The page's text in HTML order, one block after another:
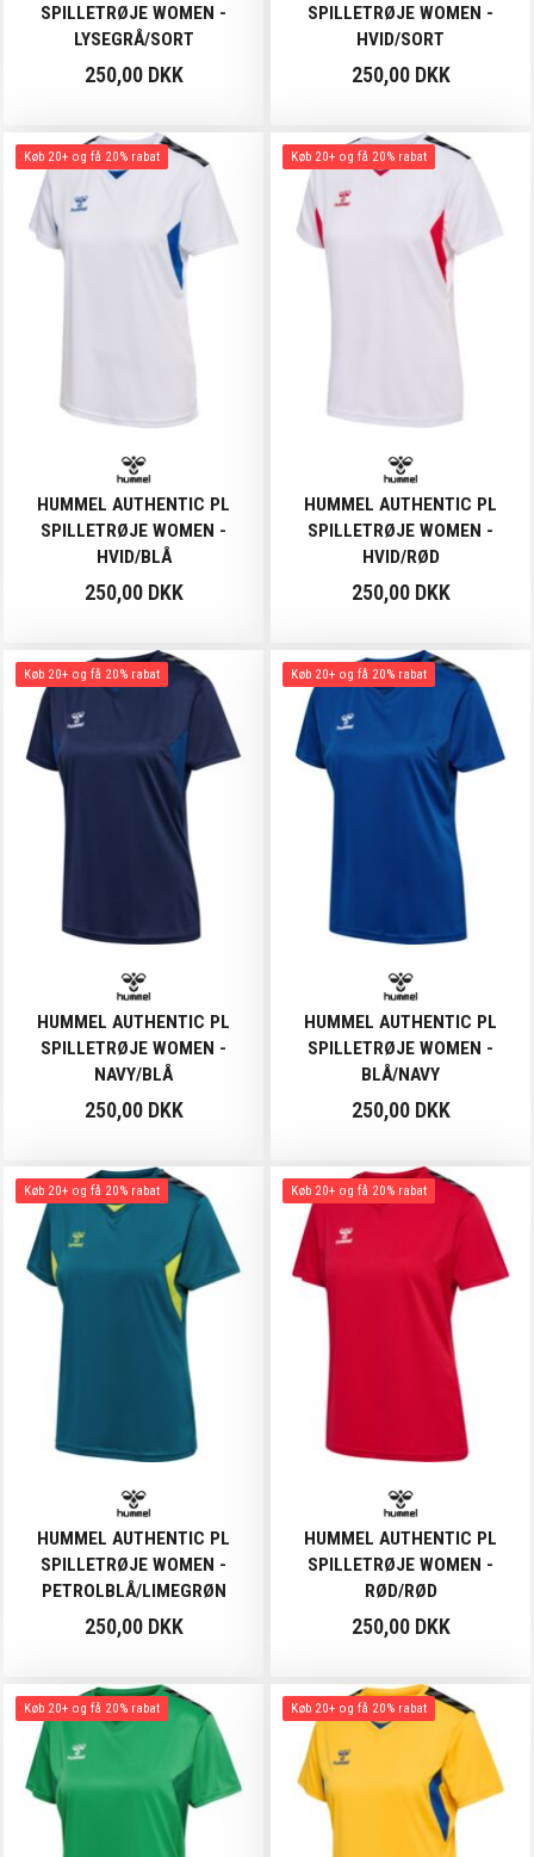
SPILLETRØJE WOMEN -
LYSEGRÅ/SORT
250,00 DKK
SPILLETRØJE WOMEN -
HVID/SORT
250,00 DKK
Køb 20+ og få 20% rabat
HUMMEL AUTHENTIC PL
SPILLETRØJE WOMEN -
HVID/BLÅ
250,00 DKK
Køb 20+ og få 20% rabat
HUMMEL AUTHENTIC PL
SPILLETRØJE WOMEN -
HVID/RØD
250,00 DKK
Køb 20+ og få 20% rabat
HUMMEL AUTHENTIC PL
SPILLETRØJE WOMEN -
NAVY/BLÅ
250,00 DKK
Køb 20+ og få 20% rabat
HUMMEL AUTHENTIC PL
SPILLETRØJE WOMEN -
BLÅ/NAVY
250,00 DKK
Køb 20+ og få 20% rabat
HUMMEL AUTHENTIC PL
SPILLETRØJE WOMEN -
PETROLBLÅ/LIMEGRØN
250,00 DKK
Køb 20+ og få 20% rabat
HUMMEL AUTHENTIC PL
SPILLETRØJE WOMEN -
RØD/RØD
250,00 DKK
Køb 20+ og få 20% rabat Køb 20+ og få 20% rabat